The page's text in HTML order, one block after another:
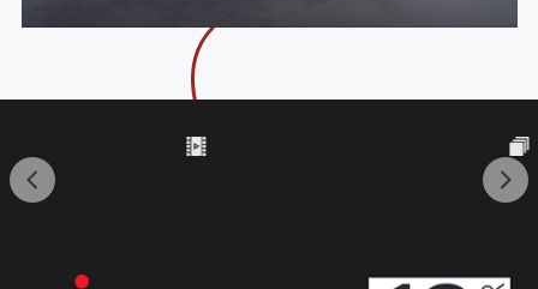
zonder stil te hoeven staan bij je auto.